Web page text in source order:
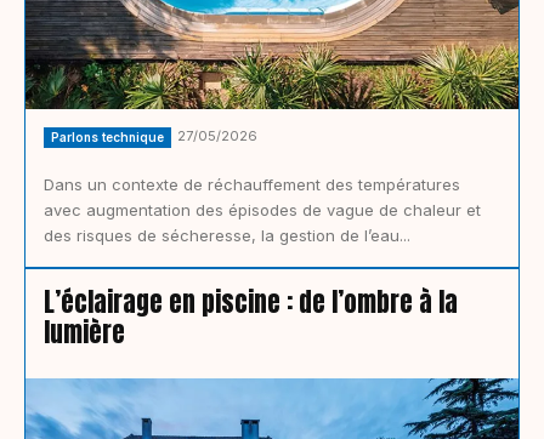
Parlons technique 27/05/2026
Dans un contexte de réchauffement des températures
avec augmentation des épisodes de vague de chaleur et
des risques de sécheresse, la gestion de l’eau...
L’éclairage en piscine : de l’ombre à la
lumière